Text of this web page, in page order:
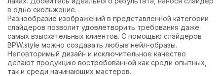
в одно скольжение.
Разнообразие изображений в представленной категории
слайдеров позволит удовлетворить требования даже
самых взыскательных клиентов. С помощью слайдеров
BPW.style можно создавать любые нейл-образы.
Неповторимый дизайн и исключительное качество
делают продукцию востребованной как среди опытных,
так и среди начинающих мастеров.